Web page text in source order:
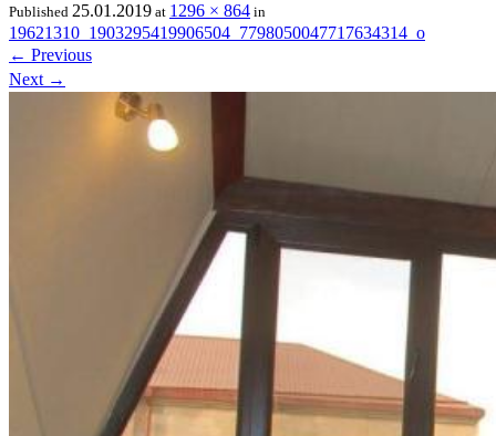
Published 25.01.2019 at 1296 × 864 in
19621310_1903295419906504_7798050047717634314_o
← Previous
Next →